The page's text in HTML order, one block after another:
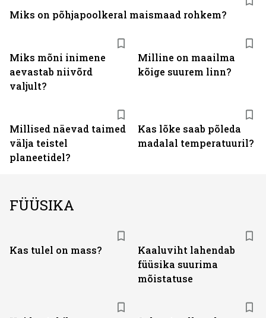
Miks mõni inimene
aevastab niivõrd
valjult?
Milline on maailma
kõige suurem linn?
Millised näevad taimed
välja teistel
planeetidel?
Kas lõke saab põleda
madalal temperatuuril?
Miks on põhjapoolkeral maismaad rohkem?
FÜÜSIKA
Kas tulel on mass?
Kaaluviht lahendab
füüsika suurima
mõistatuse